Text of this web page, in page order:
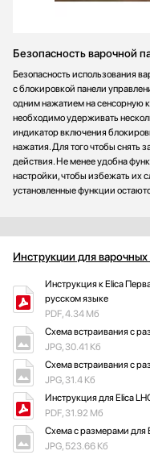
Безопасность варочной
Безопасность использования
с блокировкой панели
одним нажатием на сенсорную
необходимо удерживать
индикатор включения
нажатия. Для того чтобы снять
действия. Не менее удобна
настройки, чтобы избежать их
установленные функции
Инструкции для
Инструкция к Elica
русском языке
PDF, 4.34 Мб
Схема встраивания с
JPG, 30.41 Кб
Схема встраивания с
JPG, 31.4 Кб
Инструкция для Elica
PDF, 31.92 Мб
Схема с размерами для
JPG, 523.66 Кб